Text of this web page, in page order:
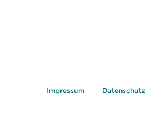
Impressum Datenschutz